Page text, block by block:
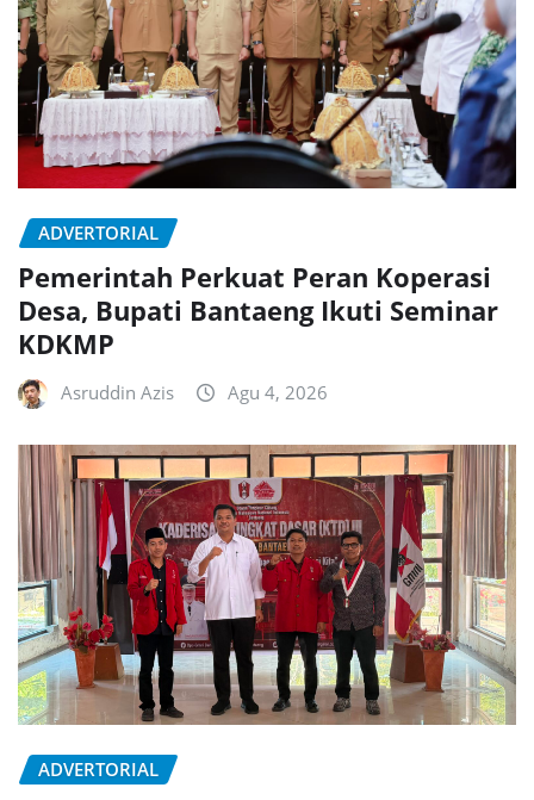
ADVERTORIAL
Pemerintah Perkuat Peran Koperasi
Desa, Bupati Bantaeng Ikuti Seminar
KDKMP
Asruddin Azis Agu 4, 2026
ADVERTORIAL